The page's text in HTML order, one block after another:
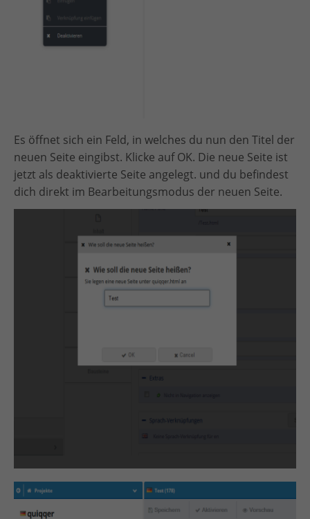
Es öffnet sich ein Feld, in welches du nun den Titel der
neuen Seite eingibst. Klicke auf OK. Die neue Seite ist
jetzt als deaktivierte Seite angelegt. und du befindest
dich direkt im Bearbeitungsmodus der neuen Seite.